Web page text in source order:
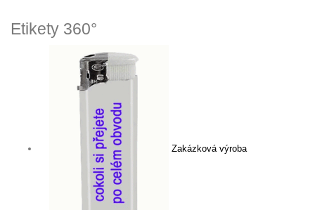
Etikety 360°
Zakázková výroba